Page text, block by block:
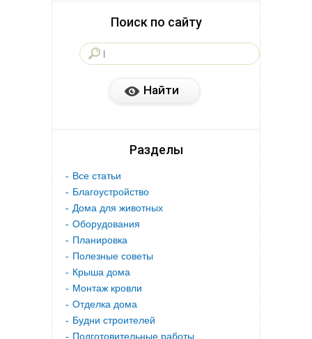
Поиск по сайту
Разделы
Все статьи
Благоустройство
Дома для животных
Оборудования
Планировка
Полезные советы
Крыша дома
Монтаж кровли
Отделка дома
Будни строителей
Подготовительные работы